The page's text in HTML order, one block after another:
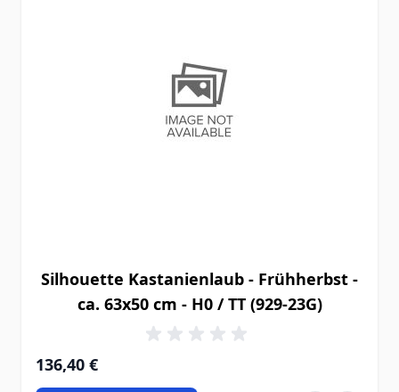
Silhouette Kastanienlaub - Frühherbst -
ca. 63x50 cm - H0 / TT (929-23G)
136,40 €